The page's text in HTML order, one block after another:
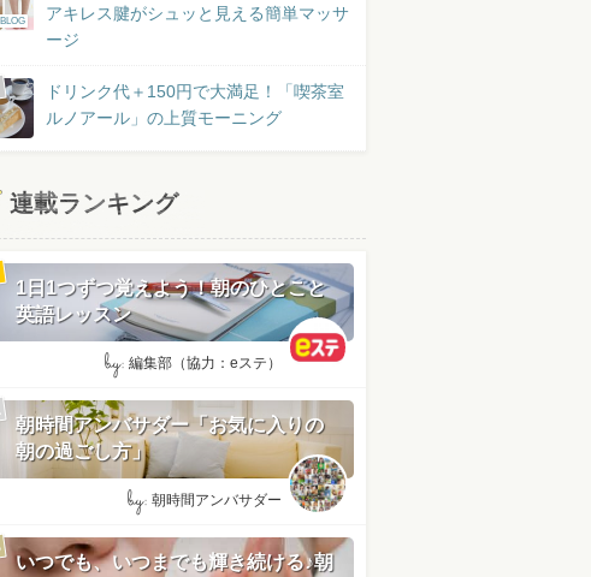
BLOG
アキレス腱がシュッと見える簡単マッサ
ージ
ドリンク代＋150円で大満足！「喫茶室
ルノアール」の上質モーニング
連載ランキング
1日1つずつ覚えよう！朝のひとこと
英語レッスン
by: 編集部（協力：eステ）
朝時間アンバサダー「お気に入りの
朝の過ごし方」
by: 朝時間アンバサダー
いつでも、いつまでも輝き続ける♪朝